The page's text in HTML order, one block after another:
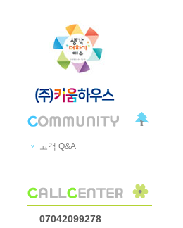
고객 Q&A
07042099278